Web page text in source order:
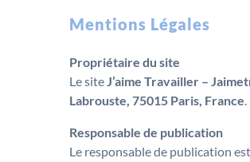
Mentions Légales
Propriétaire du site
Le siteJ’aime Travailler –
Labrouste, 75015 Paris, France.
Responsable de publication
Le responsable de publication est